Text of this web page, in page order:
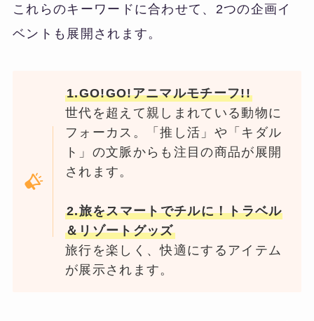
これらのキーワードに合わせて、2つの企画イ
ベントも展開されます。
1.GO!GO!アニマルモチーフ!!
世代を超えて親しまれている動物に
フォーカス。「推し活」や「キダル
ト」の文脈からも注目の商品が展開
されます。
2.旅をスマートでチルに！トラベル
＆リゾートグッズ
旅行を楽しく、快適にするアイテム
が展示されます。